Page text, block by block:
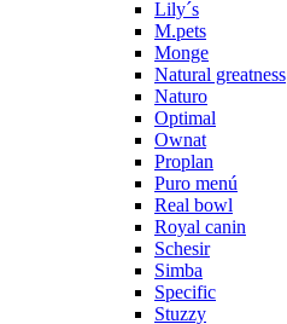
Lily´s
M.pets
Monge
Natural greatness
Naturo
Optimal
Ownat
Proplan
Puro menú
Real bowl
Royal canin
Schesir
Simba
Specific
Stuzzy